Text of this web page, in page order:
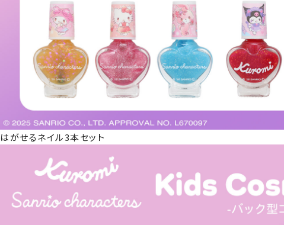
はがせるネイル3本セット